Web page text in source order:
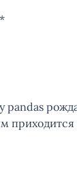
pandas
приходится